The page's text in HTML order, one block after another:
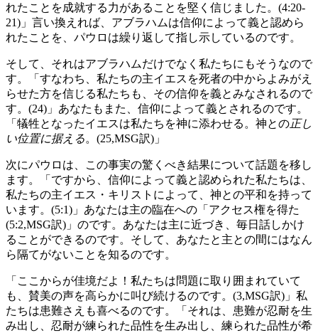
れたことを成就する力があることを堅く信じました。(4:20-
21)」言い換えれば、アブラハムは信仰によって義と認めら
れたことを、パウロは繰り返して指し示しているのです。
そして、それはアブラハムだけでなく私たちにもそうなので
す。「すなわち、私たちの主イエスを死者の中からよみがえ
らせた方を信じる私たちも、その信仰を義とみなされるので
す。(24)」あなたもまた、信仰によって義とされるのです。
「犠牲となったイエスは私たちを神に添わせる。神との正し
い位置に据える。(25,MSG訳)」
次にパウロは、この事実の驚くべき結果について話題を移し
ます。「ですから、信仰によって義と認められた私たちは、
私たちの主イエス・キリストによって、神との平和を持って
います。(5:1)」あなたは主の臨在への「アクセス権を得た
(5:2,MSG訳)」のです。あなたは主に近づき、毎日話しかけ
ることができるのです。そして、あなたと主との間にはなん
ら隔てがないことを知るのです。
「ここからが佳境だよ！私たちは問題に取り囲まれていて
も、賛美の声を高らかに叫び続けるのです。(3,MSG訳)」私
たちは患難さえも喜べるのです。「それは、患難が忍耐を生
み出し、忍耐が練られた品性を生み出し、練られた品性が希